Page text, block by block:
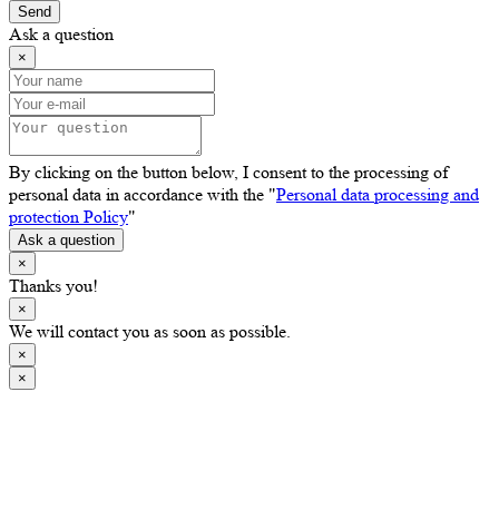
Send
Ask a question
×
By clicking on the button below, I consent to the processing of
personal data in accordance with the "Personal data processing and
protection Policy"
Ask a question
×
Thanks you!
×
We will contact you as soon as possible.
×
×